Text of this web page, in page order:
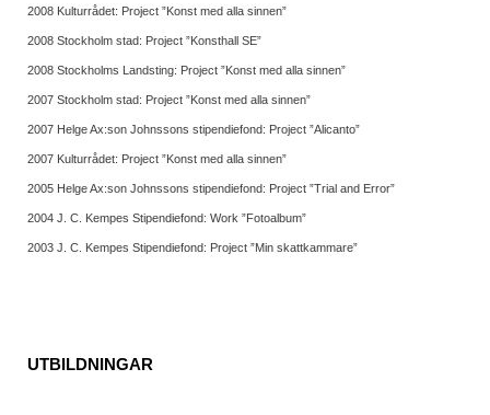
2008 Kulturrådet: Project ”Konst med alla sinnen”
2008 Stockholm stad: Project ”Konsthall SE”
2008 Stockholms Landsting: Project ”Konst med alla sinnen”
2007 Stockholm stad: Project ”Konst med alla sinnen”
2007 Helge Ax:son Johnssons stipendiefond: Project ”Alicanto”
2007 Kulturrådet: Project ”Konst med alla sinnen”
2005 Helge Ax:son Johnssons stipendiefond: Project ”Trial and Error”
2004 J. C. Kempes Stipendiefond: Work ”Fotoalbum”
2003 J. C. Kempes Stipendiefond: Project ”Min skattkammare”
UTBILDNINGAR